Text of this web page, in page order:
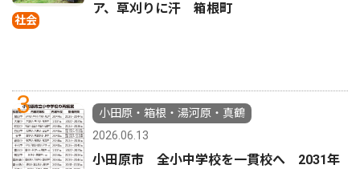
社会
ア、草刈りに汗 箱根町
3
小田原・箱根・湯河原・真鶴
2026.06.13
小田原市 全小中学校を一貫校へ 2031年